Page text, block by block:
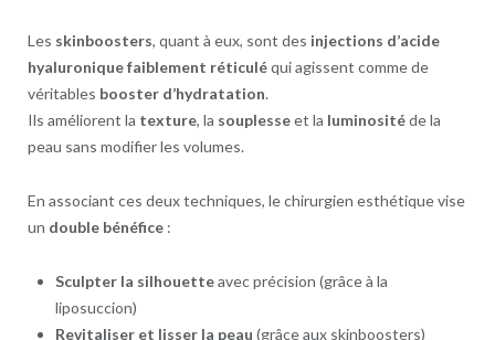
Les skinboosters, quant à eux, sont des injections d’acide
hyaluronique faiblement réticuléqui agissent comme de
véritables booster d’hydratation.
Ils améliorent la texture, la souplesseet la luminositéde la
peau sans modifier les volumes.
En associant ces deux techniques, le chirurgien esthétique vise
un double bénéfice:
Sculpter la silhouetteavec précision (grâce à la
liposuccion)
Revitaliser et lisser la peau (grâce aux skinboosters)